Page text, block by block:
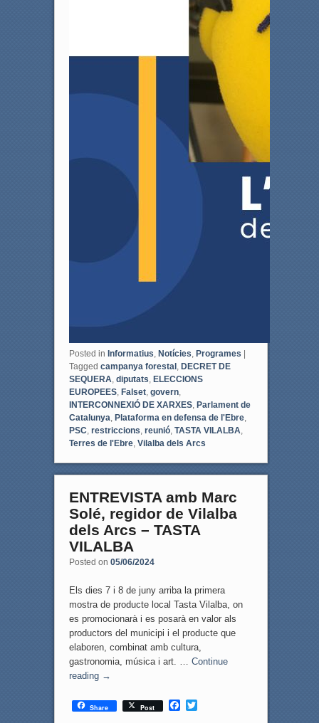
Posted in Informatius, Notícies, Programes
Tagged campanya forestal , DECRET DE
SEQUERA, diputats, ELECCIONS
EUROPEES, Falset, govern,
INTERCONNEXIÓ DE XARXES, Parlament de
Catalunya, Plataforma en defensa de l'Ebre,
PSC, restriccions, reunió, TASTA VILALBA,
Terres de l'Ebre, Vilalba dels Arcs
ENTREVISTA amb Marc
Solé, regidor de Vilalba
dels Arcs – TASTA
VILALBA
Posted on 05/06/2024
Els dies 7 i 8 de juny arriba la primera
mostra de producte local Tasta Vilalba, on
es promocionarà i es posarà en valor als
productors del municipi i el producte que
elaboren, combinat amb cultura,
gastronomia, música i art. … Continue
reading →
Share Post
F
T